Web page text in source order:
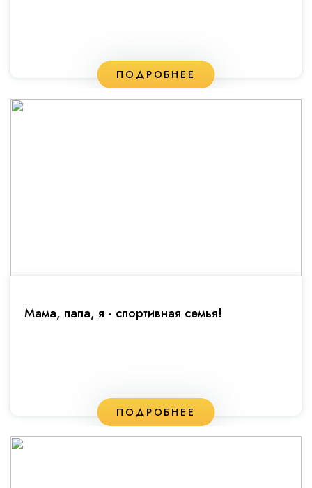
ПОДРОБНЕЕ
Мама, папа, я - спортивная семья!
ПОДРОБНЕЕ